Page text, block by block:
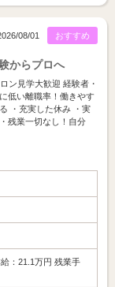
おすすめ
08/01
からプロへ
ン見学大歓迎 経験者・
低い離職率！働きやす
・充実した休み ・実
残業一切なし！自分
：21.1万円 残業手